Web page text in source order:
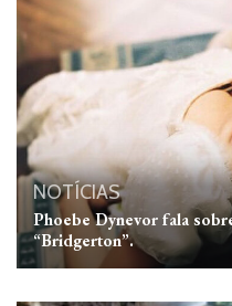
NOTÍCIAS
Phoebe Dynevor fala
“Bridgerton”.